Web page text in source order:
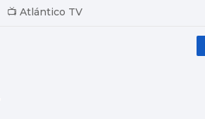
📺 Atlántico TV